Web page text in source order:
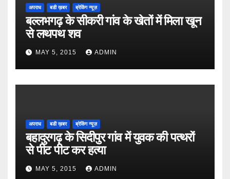
अपराध बडी ख़बर ब्रेकिंग न्यूज़
बल्लभगढ़ के सीकरी गांव के खेतों में मिला खून
से लथपथ शव
MAY 5, 2015 ADMIN
अपराध बडी ख़बर ब्रेकिंग न्यूज़
बहादुरगढ़ के सिदीपुर गांव में युवक की पत्थरों
से पीट पीट कर हत्या
MAY 5, 2015 ADMIN